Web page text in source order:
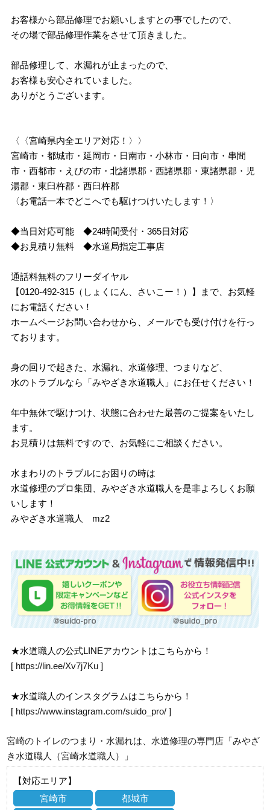
お客様から部品修理でお願いしますとの事でしたので、
その場で部品修理作業をさせて頂きました。
部品修理して、水漏れが止まったので、
お客様も安心されていました。
ありがとうございます。
〈〈宮崎県内全エリア対応！〉〉
宮崎市・都城市・延岡市・日南市・小林市・日向市・串間
市・西都市・えびの市・北諸県郡・西諸県郡・東諸県郡・児
湯郡・東臼杵郡・西臼杵郡
〈お電話一本でどこへでも駆けつけいたします！〉
◆当日対応可能 ◆24時間受付・365日対応
◆お見積り無料 ◆水道局指定工事店
通話料無料のフリーダイヤル
【0120-492-315（しょくにん、さいこー！）】まで、お気軽
にお電話ください！
ホームページお問い合わせから、メールでも受け付けを行っ
ております。
身の回りで起きた、水漏れ、水道修理、つまりなど、
水のトラブルなら「みやざき水道職人」にお任せください！
年中無休で駆けつけ、状態に合わせた最善のご提案をいたし
ます。
お見積りは無料ですので、お気軽にご相談ください。
水まわりのトラブルにお困りの時は
水道修理のプロ集団、みやざき水道職人を是非よろしくお願
いします！
みやざき水道職人 mz2
★水道職人の公式LINEアカウントはこちらから！
[ https://lin.ee/Xv7j7Ku ]
★水道職人のインスタグラムはこちらから！
[ https://www.instagram.com/suido_pro/ ]
宮崎のトイレのつまり・水漏れは、水道修理の専門店「みやざ
き水道職人（宮崎水道職人）」
【対応エリア】
宮崎市
都城市